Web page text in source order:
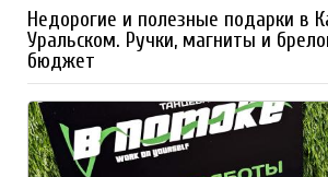
Недорогие и полезные подарки в
Уральском. Ручки, магниты и
бюджет